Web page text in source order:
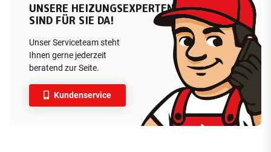
UNSERE HEIZUNGSEXPERTEN
SIND FÜR SIE DA!
Unser Serviceteam steht
Ihnen gerne jederzeit
beratend zur Seite.
Kundenservice